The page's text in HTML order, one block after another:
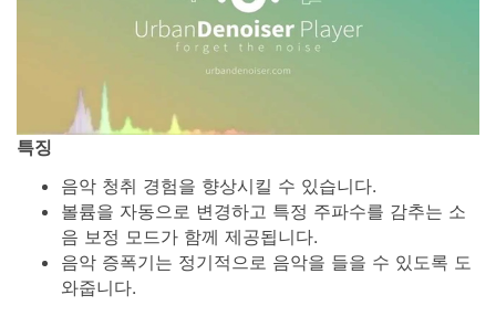
특징
음악 청취 경험을 향상시킬 수 있습니다.
볼륨을 자동으로 변경하고 특정 주파수를 감추는 소
음 보정 모드가 함께 제공됩니다.
음악 증폭기는 정기적으로 음악을 들을 수 있도록 도
와줍니다.